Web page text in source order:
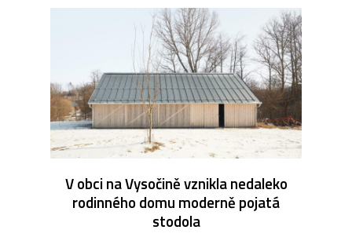
V obci na Vysočině vznikla nedaleko
rodinného domu moderně pojatá
stodola